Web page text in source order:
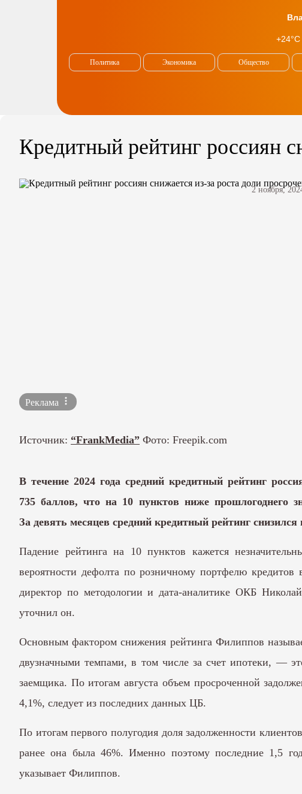
+24°C
Политика Экономика Общество
Кредитный рейтинг россиян
2 ноября,
Реклама
Источник: “FrankMedia” Фото: Freepik.com
В течение 2024 года средний кредитный рейтинг
735 баллов, что на 10 пунктов ниже прошлогоднего
За девять месяцев средний кредитный рейтинг снизился
Падение рейтинга на 10 пунктов кажется
вероятности дефолта по розничному портфелю
директор по методологии и дата-аналитике ОКБ
уточнил он.
Основным фактором снижения рейтинга Филиппов
двузначными темпами, в том числе за счет ипотеки, —
заемщика. По итогам августа объем просроченной
4,1%, следует из последних данных ЦБ.
По итогам первого полугодия доля задолженности
ранее она была 46%. Именно поэтому последние 1,5
указывает Филиппов.